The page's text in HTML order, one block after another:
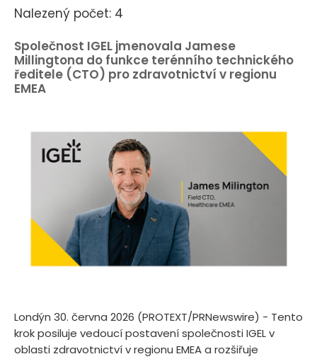
Nalezený počet: 4
Společnost IGEL jmenovala Jamese
Millingtona do funkce terénního technického
ředitele (CTO) pro zdravotnictví v regionu
EMEA
Londýn 30. června 2026 (PROTEXT/PRNewswire) - Tento
krok posiluje vedoucí postavení společnosti IGEL v
oblasti zdravotnictví v regionu EMEA a rozšiřuje